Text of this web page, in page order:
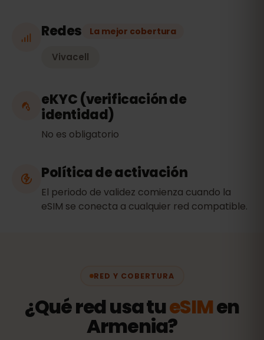
Redes La mejor cobertura
Vivacell
eKYC (verificación de
identidad)
No es obligatorio
Política de activación
El periodo de validez comienza cuando la
eSIM se conecta a cualquier red compatible.
RED Y COBERTURA
¿Qué red usa tueSIMen
Armenia?